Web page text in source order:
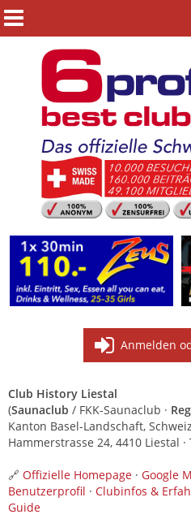
Anmelden
Club History Liestal
(Saunaclub / FKK-Saunaclub ·
Kanton Basel-Landschaft,
Hammerstrasse 24, 4410 Liestal ·
🔗 Offizielle Homepage · Google
Benutzerprofil · Clubinfos &
Guide